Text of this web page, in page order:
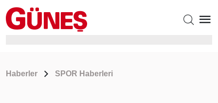
Haberler SPOR Haberleri